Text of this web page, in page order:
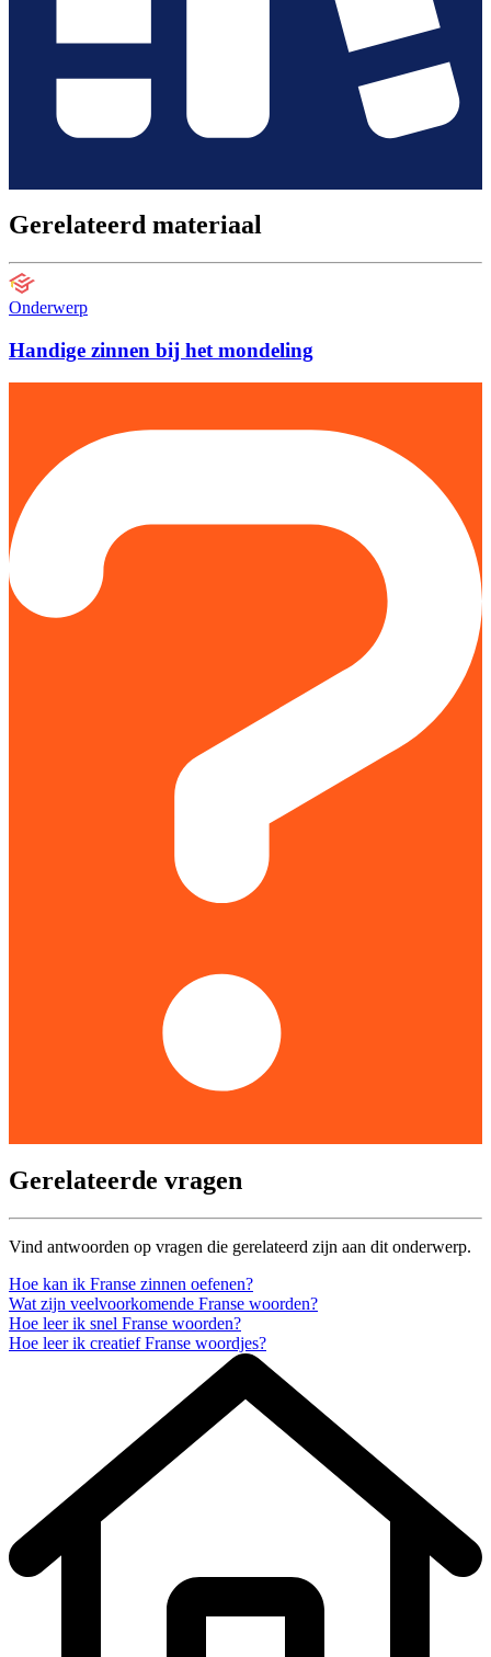
Gerelateerd materiaal
Onderwerp
Handige zinnen bij het mondeling
Gerelateerde vragen
Vind antwoorden op vragen die gerelateerd zijn aan dit onderwerp.
Hoe kan ik Franse zinnen oefenen?
Wat zijn veelvoorkomende Franse woorden?
Hoe leer ik snel Franse woorden?
Hoe leer ik creatief Franse woordjes?